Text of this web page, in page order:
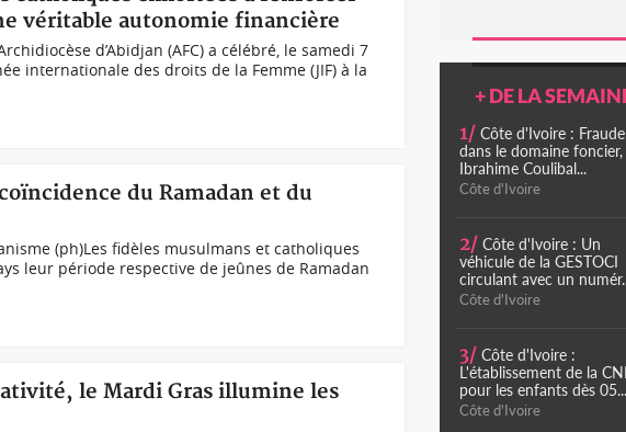
véritable autonomie financière
d’Abidjan (AFC) a célébré, le samedi 7
internationale des droits de la Femme (JIF) à la
du Ramadan et du
(ph)Les fidèles musulmans et catholiques
leur période respective de jeûnes de Ramadan
le Mardi Gras illumine les
+ DE LA
1/ Côte d'Ivoire : Fraude
dans le domaine foncier,
Ibrahime Coulibal...
Côte d'Ivoire
2/ Côte d'Ivoire : Un
véhicule de la GESTOCI
circulant avec un
Côte d'Ivoire
3/ Côte d'Ivoire :
L'établissement de la CNI
pour les enfants dès 05...
Côte d'Ivoire